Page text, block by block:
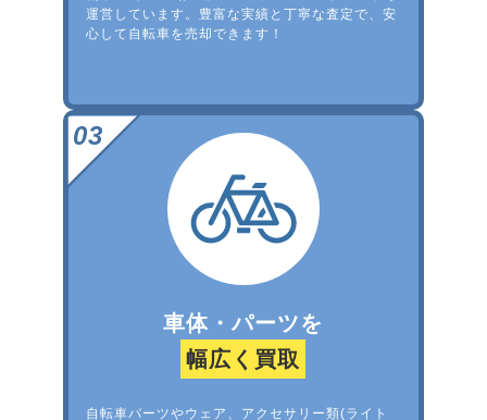
運営しています。豊富な実績と丁寧な査定で、安
心して自転車を売却できます！
車体・パーツを
幅広く買取
自転車パーツやウェア、アクセサリー類(ライト